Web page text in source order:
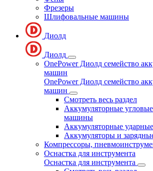
Фрезеры
Шлифовальные машины
Диолд
Диолд
OnePower Диолд семейство
машин
OnePower Диолд семейство
машин
Смотреть весь раздел
Аккумуляторные
машины
Аккумуляторные
Аккумуляторы и
Компрессоры,
Оснастка для инструмента
Оснастка для инструмента